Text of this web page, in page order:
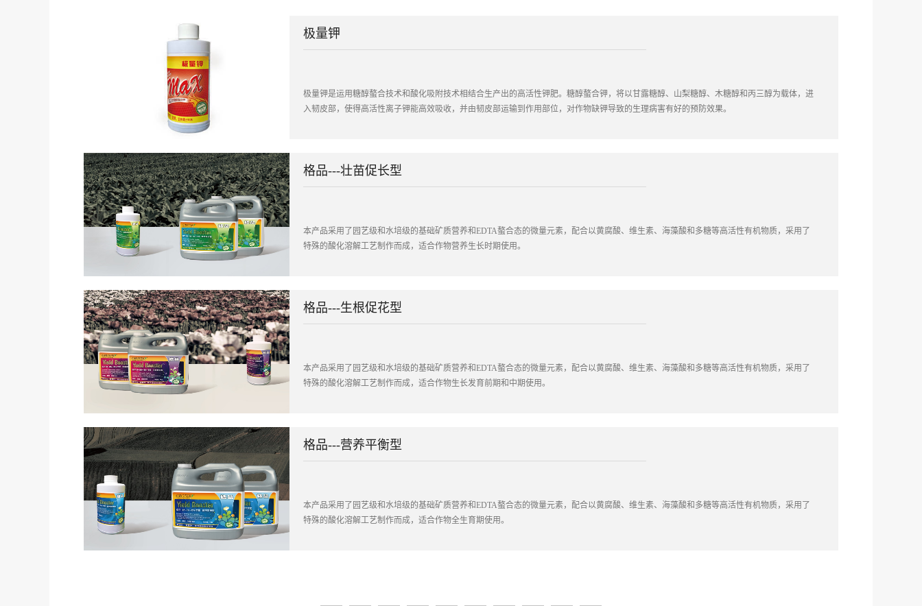
极量钾
极量钾是运用糖醇螯合技术和酸化吸附技术相结合生产出的高活性钾肥。糖醇螯合钾，将以甘露糖醇、山梨糖醇、木糖醇和丙三醇为载体，进
入韧皮部，使得高活性离子钾能高效吸收，并由韧皮部运输到作用部位，对作物缺钾导致的生理病害有好的预防效果。
格品---壮苗促长型
本产品采用了园艺级和水培级的基础矿质营养和EDTA螯合态的微量元素，配合以黄腐酸、维生素、海藻酸和多糖等高活性有机物质，采用了
特殊的酸化溶解工艺制作而成，适合作物营养生长时期使用。
格品---生根促花型
本产品采用了园艺级和水培级的基础矿质营养和EDTA螯合态的微量元素，配合以黄腐酸、维生素、海藻酸和多糖等高活性有机物质，采用了
特殊的酸化溶解工艺制作而成，适合作物生长发育前期和中期使用。
格品---营养平衡型
本产品采用了园艺级和水培级的基础矿质营养和EDTA螯合态的微量元素，配合以黄腐酸、维生素、海藻酸和多糖等高活性有机物质，采用了
特殊的酸化溶解工艺制作而成，适合作物全生育期使用。